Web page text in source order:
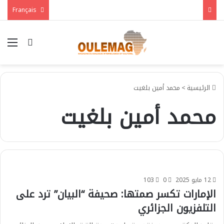
بحث
الرئيسية > محمد أمين بلغيت
محمد أمين بلغيت
12 مايو 2025 0
103
الإمارات تكسر صمتها: صحيفة “البيان” ترد على
التلفزيون الجزائري